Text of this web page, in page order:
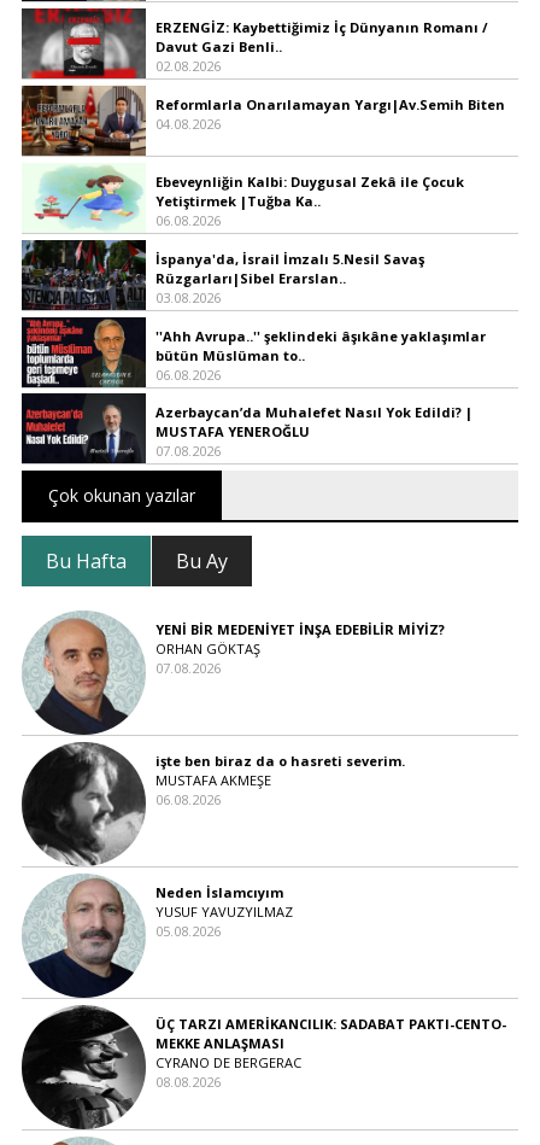
ERZENGİZ: Kaybettiğimiz İç Dünyanın Romanı /
Davut Gazi Benli..
02.08.2026
Reformlarla Onarılamayan Yargı|Av.Semih Biten
04.08.2026
Ebeveynliğin Kalbi: Duygusal Zekâ ile Çocuk
Yetiştirmek |Tuğba Ka..
06.08.2026
İspanya'da, İsrail İmzalı 5.Nesil Savaş
Rüzgarları|Sibel Erarslan..
03.08.2026
''Ahh Avrupa..'' şeklindeki âşıkâne yaklaşımlar
bütün Müslüman to..
06.08.2026
Azerbaycan’da Muhalefet Nasıl Yok Edildi? |
MUSTAFA YENEROĞLU
07.08.2026
Çok okunan yazılar
Bu Hafta Bu Ay
YENİ BİR MEDENİYET İNŞA EDEBİLİR MİYİZ?
ORHAN GÖKTAŞ
07.08.2026
işte ben biraz da o hasreti severim.
MUSTAFA AKMEŞE
06.08.2026
Neden İslamcıyım
YUSUF YAVUZYILMAZ
05.08.2026
ÜÇ TARZI AMERİKANCILIK: SADABAT PAKTI-CENTO-
MEKKE ANLAŞMASI
CYRANO DE BERGERAC
08.08.2026